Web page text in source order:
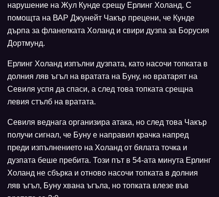
нарушение на Жул Кунде срещу Ерлинг Холанд. С
помощта на ВАР Джунейт Чакър прецени, че Кунде
дърпа за фланелката Холанд и свири дузпа за Борусия
Дортмунд.
Ерлинг Холанд изпълни дузпата, като насочи топката в
долния ляв ъгъл на вратата на Буну, но вратарят на
Севиля успя да спаси, а след това топката срещна
левия стълб на вратата.
Севиля веднага организира атака, но след това Чакър
получи сигнал, че Буну е направил крачка напред
преди изпълнението на Холанд от бялата точка и
дузпата беше пребита. Този път в 54-ата минута Ерлинг
Холанд не сбърка и отново насочи топката в долния
ляв ъгъл, Буну хвана ъгъла, но топката влезе във